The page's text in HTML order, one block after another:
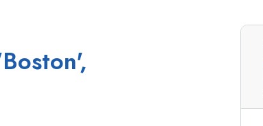
Bottiglie Estal